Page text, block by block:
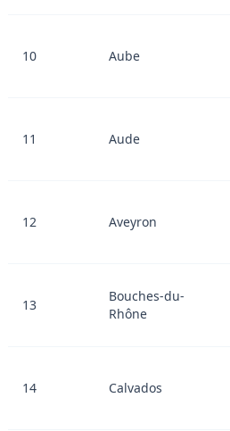
10 Aube
11 Aude
12 Aveyron
13
Bouches-du-
Rhône
14 Calvados